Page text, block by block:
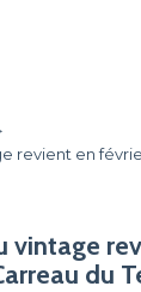
revient en
vintage
du